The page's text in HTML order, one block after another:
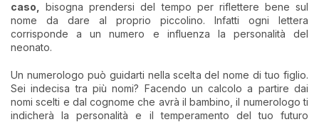
caso,
bisogna prendersi del tempo per riflettere bene sul
nome da dare al proprio piccolino. Infatti ogni lettera
corrisponde a un numero e influenza la personalità del
neonato.
Un numerologo può guidarti nella scelta del nome di tuo figlio.
Sei indecisa tra più nomi? Facendo un calcolo a partire dai
nomi scelti e dal cognome che avrà il bambino, il numerologo ti
indicherà la personalità e il temperamento del tuo futuro